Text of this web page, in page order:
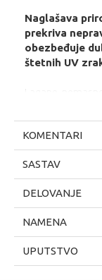
Naglašava
prekriva
obezbeđuje
štetnih UV
Lagane,
KOMENTARI
SASTAV
DELOVANJE
NAMENA
UPUTSTVO